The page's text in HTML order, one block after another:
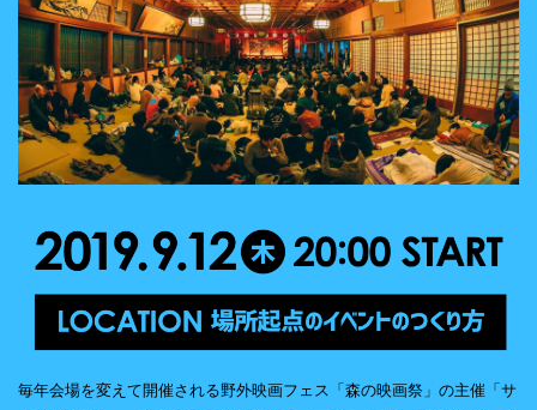
毎年会場を変えて開催される野外映画フェス「森の映画祭」の主催「サ